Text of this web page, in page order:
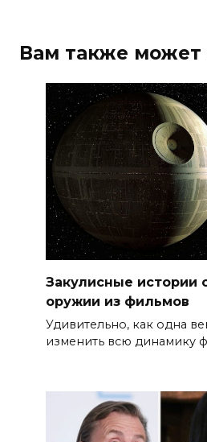
Вам также может
Закулисные истории
оружии из фильмов
Удивительно, как одна
изменить всю динамику